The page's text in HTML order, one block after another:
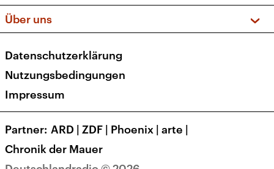
Apps
Newsletter
Veranstaltungen
Social Media
Über uns
Presse
Karriere
Transparenz
Datenschutzerklärung
Nutzungsbedingungen
Impressum
Partner ARD | ZDF | Phoenix | arte |
Chronik der Mauer